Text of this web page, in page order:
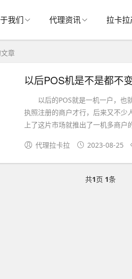
我们 代理资讯 拉卡拉
章
以后POS机是不是都不
以后的POS就是一机一户，也
执照注册的商户才行，后来又不少
上了这片市场就推出了一机多商户
代理拉卡拉 2023-08-25
共1页 1条